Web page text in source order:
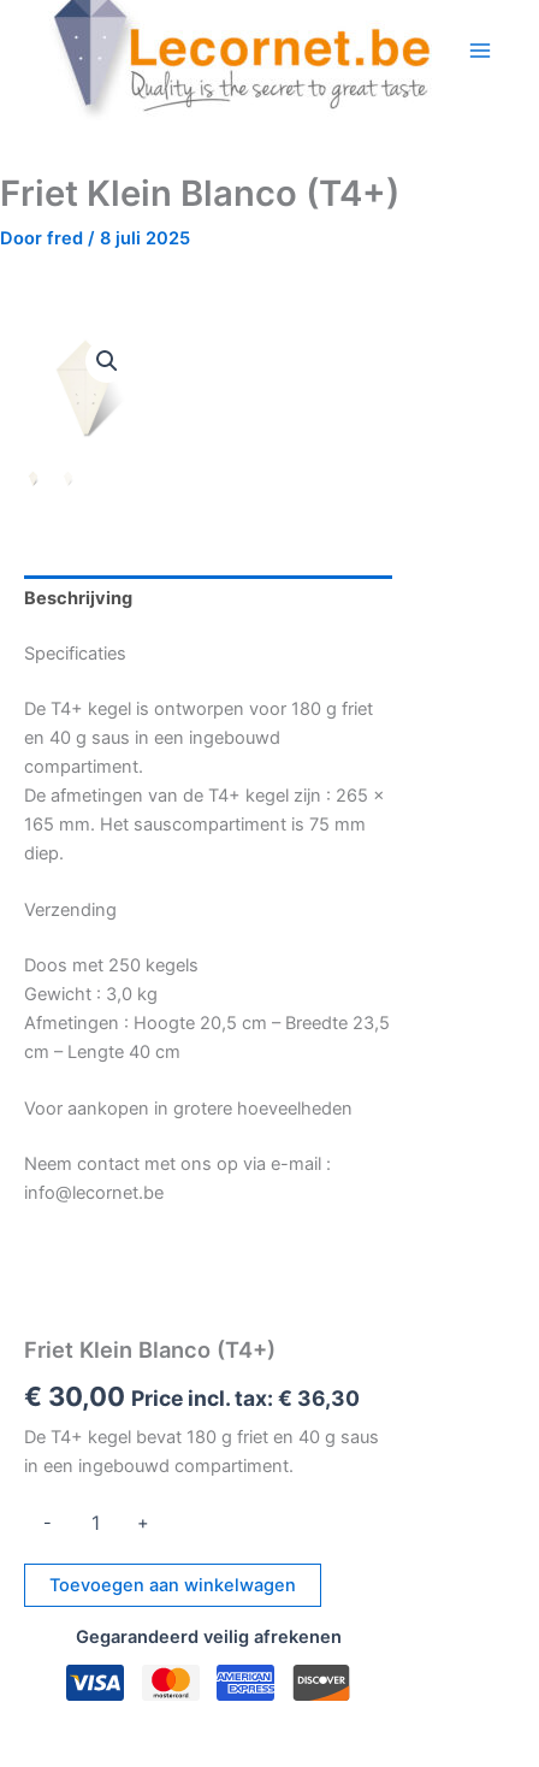
Friet Klein Blanco (T4+)
Door fred / 8 juli 2025
Beschrijving
Specificaties
De T4+ kegel is ontworpen voor 180 g friet
en 40 g saus in een ingebouwd
compartiment.
De afmetingen van de T4+ kegel zijn : 265 x
165 mm. Het sauscompartiment is 75 mm
diep.
Verzending
Doos met 250 kegels
Gewicht : 3,0 kg
Afmetingen : Hoogte 20,5 cm – Breedte 23,5
cm – Lengte 40 cm
Voor aankopen in grotere hoeveelheden
Neem contact met ons op via e-mail :
info@lecornet.be
Friet Klein Blanco (T4+)
€ 30,00 Price incl. tax: € 36,30
De T4+ kegel bevat 180 g friet en 40 g saus
in een ingebouwd compartiment.
-
(T4+)
aantal
+
Toevoegen aan winkelwagen
Gegarandeerd veilig afrekenen